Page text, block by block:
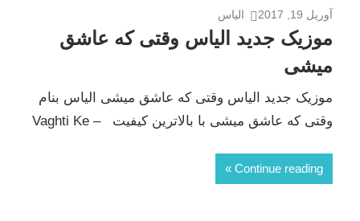
آوریل 19, 2017 الیاس
موزیک جدید الیاس وقتی که عاشق
میشی
موزیک جدید الیاس وقتی که عاشق میشی الیاس بنام
وقتی که عاشق میشی با بالاترین کیفیت – Vaghti Ke
Continue reading